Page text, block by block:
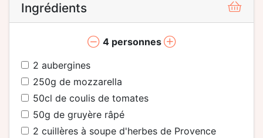
Ingrédients
4personnes
2 aubergines
250g de mozzarella
50cl de coulis de tomates
50g de gruyère râpé
2 cuillères à soupe d'herbes de Provence